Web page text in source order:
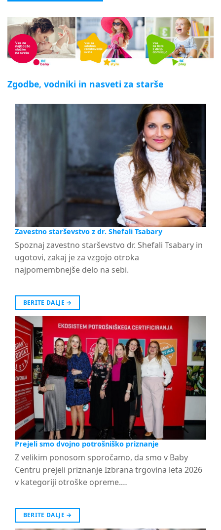
Zgodbe, vodniki in nasveti za starše
Zavestno starševstvo z dr. Shefali Tsabary
Spoznaj zavestno starševstvo dr. Shefali Tsabary in
ugotovi, zakaj je za vzgojo otroka
najpomembnejše delo na sebi.
BERITE DALJE →
Prejeli smo dvojno potrošniško priznanje
Z velikim ponosom sporočamo, da smo v Baby
Centru prejeli priznanje Izbrana trgovina leta 2026
v kategoriji otroške opreme.…
BERITE DALJE →